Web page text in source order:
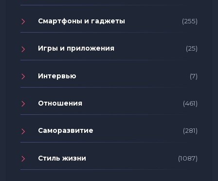
Смартфоны и гаджеты (255)
Игры и приложения (25)
Интервью (7)
Отношения (461)
Саморазвитие (281)
Стиль жизни (1087)